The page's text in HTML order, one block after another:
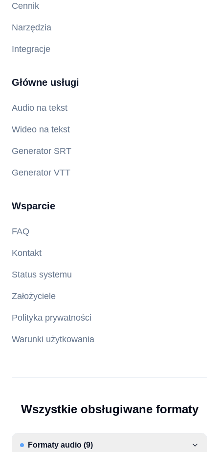
Cennik
Narzędzia
Integracje
Główne usługi
Audio na tekst
Wideo na tekst
Generator SRT
Generator VTT
Wsparcie
FAQ
Kontakt
Status systemu
Założyciele
Polityka prywatności
Warunki użytkowania
Wszystkie obsługiwane formaty
Formaty audio (9)